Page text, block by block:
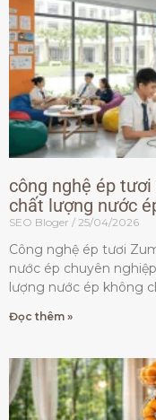
công nghệ ép
chất lượng nước
SEO Bloger 25/04/2026
Công nghệ ép tươi
nước ép chuyên
lượng nước ép không
Đọc thêm »